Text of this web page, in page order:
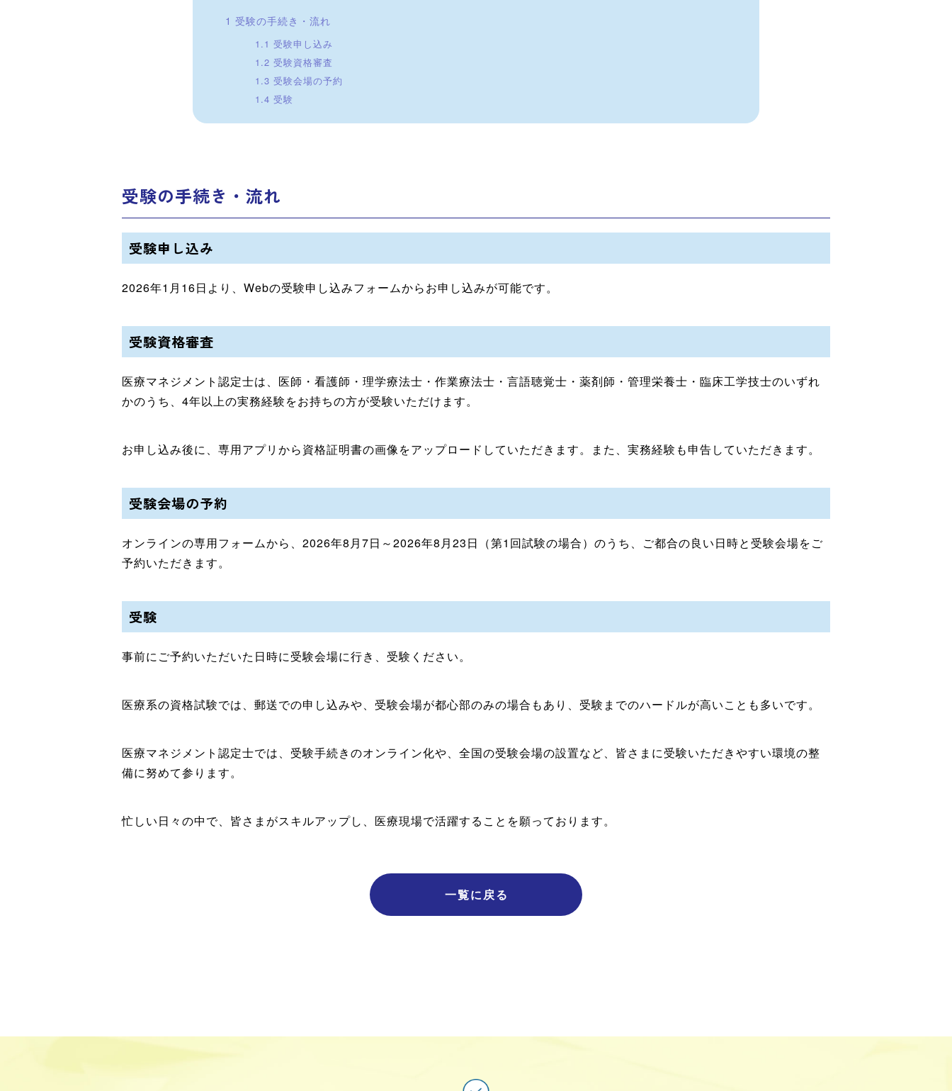
1 受験の手続き・流れ
1.1 受験申し込み
1.2 受験資格審査
1.3 受験会場の予約
1.4 受験
受験の手続き・流れ
受験申し込み
2026年1月16日より、Webの受験申し込みフォームからお申し込みが可能です。
受験資格審査
医療マネジメント認定士は、医師・看護師・理学療法士・作業療法士・言語聴覚士・薬剤師・管理栄養士・臨床工学技士のいずれ
かのうち、4年以上の実務経験をお持ちの方が受験いただけます。
お申し込み後に、専用アプリから資格証明書の画像をアップロードしていただきます。また、実務経験も申告していただきます。
受験会場の予約
オンラインの専用フォームから、2026年8月7日～2026年8月23日（第1回試験の場合）のうち、ご都合の良い日時と受験会場をご
予約いただきます。
受験
事前にご予約いただいた日時に受験会場に行き、受験ください。
医療系の資格試験では、郵送での申し込みや、受験会場が都心部のみの場合もあり、受験までのハードルが高いことも多いです。
医療マネジメント認定士では、受験手続きのオンライン化や、全国の受験会場の設置など、皆さまに受験いただきやすい環境の整
備に努めて参ります。
忙しい日々の中で、皆さまがスキルアップし、医療現場で活躍することを願っております。
一覧に戻る